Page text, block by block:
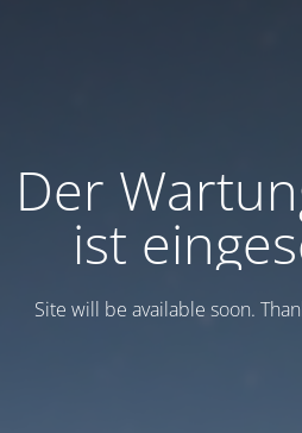
Der
ist
Site will be available soon.